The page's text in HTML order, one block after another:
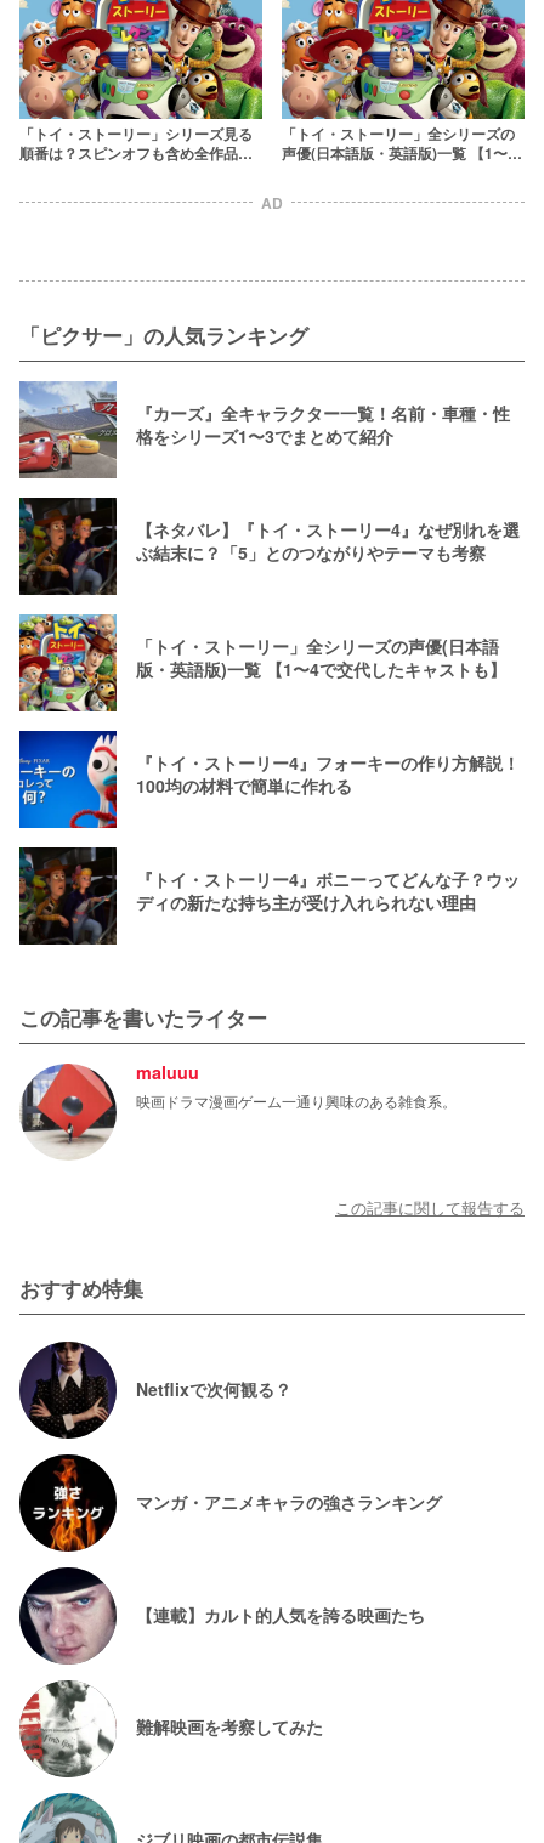
「トイ・ストーリー」シリーズ見る
順番は？スピンオフも含め全作品の
「トイ・ストーリー」全シリーズの
声優(日本語版・英語版)一覧 【1〜4
AD
「ピクサー」の人気ランキング
『カーズ』全キャラクター一覧！名前・車種・性
格をシリーズ1〜3でまとめて紹介
【ネタバレ】『トイ・ストーリー4』なぜ別れを選
ぶ結末に？「5」とのつながりやテーマも考察
「トイ・ストーリー」全シリーズの声優(日本語
版・英語版)一覧 【1〜4で交代したキャストも】
『トイ・ストーリー4』フォーキーの作り方解説！
100均の材料で簡単に作れる
『トイ・ストーリー4』ボニーってどんな子？ウッ
ディの新たな持ち主が受け入れられない理由
この記事を書いたライター
maluuu
映画ドラマ漫画ゲーム一通り興味のある雑食系。
この記事に関して報告する
おすすめ特集
Netflixで次何観る？
マンガ・アニメキャラの強さランキング
【連載】カルト的人気を誇る映画たち
難解映画を考察してみた